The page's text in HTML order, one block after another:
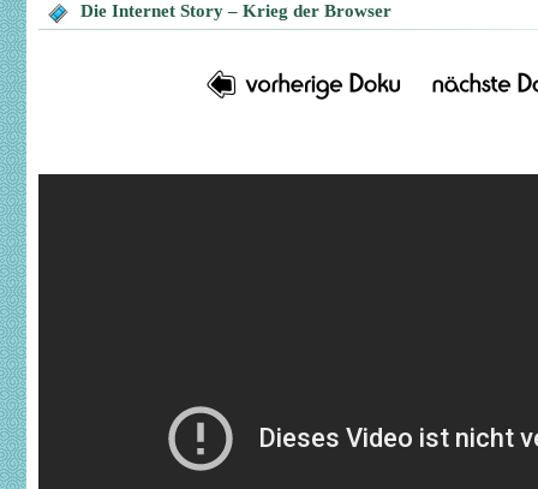
Die Internet Story – Krieg der Browser